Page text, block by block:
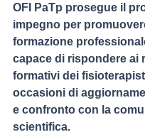
OFI PaTp prosegue il
impegno per
formazione
capace di rispondere ai
formativi dei
occasioni di
e confronto con la
scientifica.